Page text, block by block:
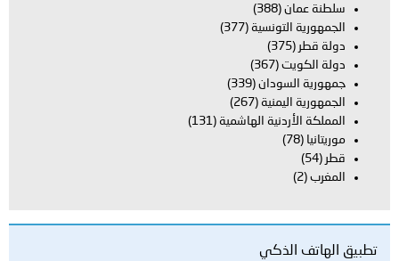
سلطنة عمان (388)
الجمهورية التونسية (377)
دولة قطر (375)
دولة الكويت (367)
جمهورية السودان (339)
الجمهورية اليمنية (267)
المملكة الأردنية الهاشمية (131)
موريتانيا (78)
قطر (54)
المغرب (2)
تطبيق الهاتف الذكي